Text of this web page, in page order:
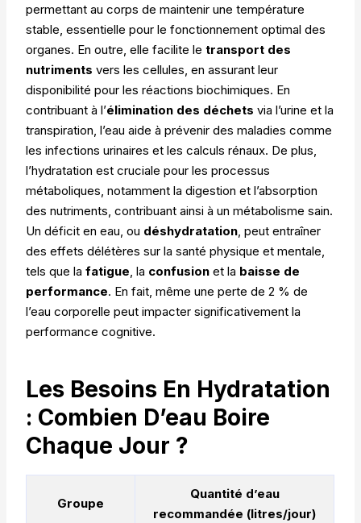
permettant au corps de maintenir une température
stable, essentielle pour le fonctionnement optimal des
organes. En outre, elle facilite letransport des
nutriments vers les cellules, en assurant leur
disponibilité pour les réactions biochimiques. En
contribuant à l’élimination des déchets via l’urine et la
transpiration, l’eau aide à prévenir des maladies comme
les infections urinaires et les calculs rénaux. De plus,
l’hydratation est cruciale pour les processus
métaboliques, notamment la digestion et l’absorption
des nutriments, contribuant ainsi à un métabolisme sain.
Un déficit en eau, ou déshydratation, peut entraîner
des effets délétères sur la santé physique et mentale,
tels que lafatigue, la confusion et la baisse de
performance. En fait, même une perte de 2 % de
l’eau corporelle peut impacter significativement la
performance cognitive.
Les Besoins En Hydratation
: Combien D’eau Boire
Chaque Jour ?
Groupe
Quantité d’eau
recommandée (litres/jour)